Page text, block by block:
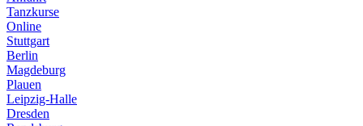
Tanzkurse
Online
Stuttgart
Berlin
Magdeburg
Plauen
Leipzig-Halle
Dresden